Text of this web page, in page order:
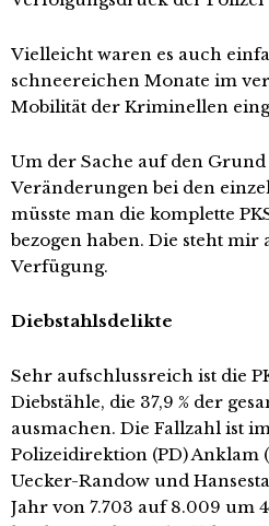
Vielleicht waren es auch
schneereichen Monate im
Mobilität der Kriminellen
Um der Sache auf den
Veränderungen bei den
müsste man die komplette
bezogen haben. Die steht
Verfügung.
Diebstahlsdelikte
Sehr aufschlussreich ist die
Diebstähle, die 37,9 % der
ausmachen. Die Fallzahl ist
Polizeidirektion (PD) Anklam
Uecker-Randow und
Jahr von 7.703 auf 8.009 um